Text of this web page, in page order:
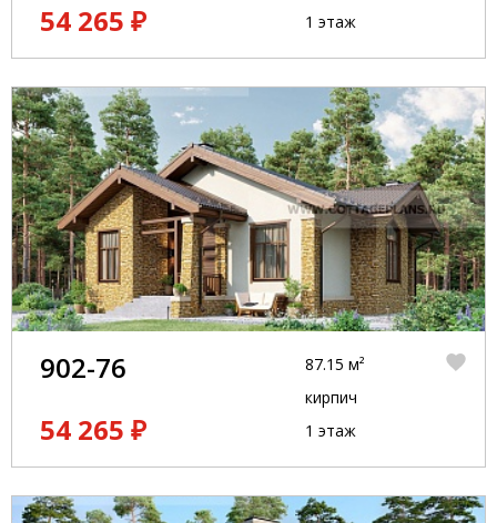
54 265 ₽
1 этаж
902-76
54 265 ₽
87.15 м²
кирпич
1 этаж